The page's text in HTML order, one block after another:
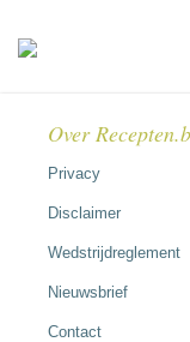
Over
Privacy
Disclaimer
Wedstrijdreglement
Nieuwsbrief
Contact